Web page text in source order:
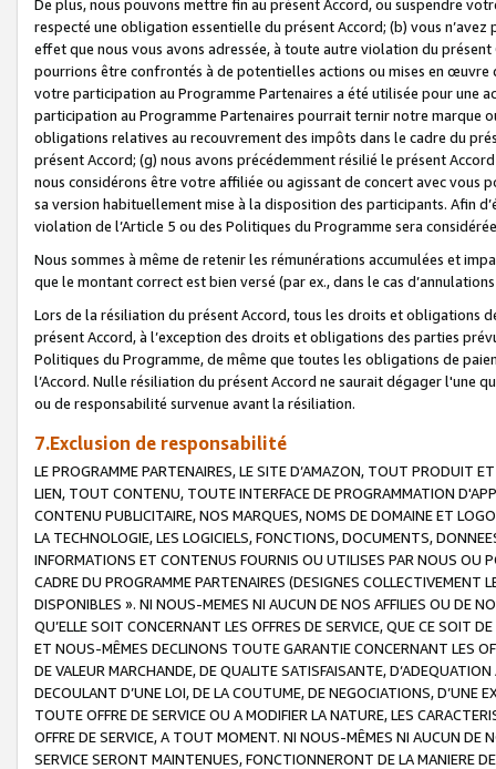
De plus, nous pouvons mettre fin au présent Accord, ou suspendre
respecté une obligation essentielle du présent Accord; (b) vous
effet que nous vous avons adressée, à toute autre violation du
pourrions être confrontés à de potentielles actions ou mises en
votre participation au Programme Partenaires a été utilisée pour une
participation au Programme Partenaires pourrait ternir notre marque
obligations relatives au recouvrement des impôts dans le cadre du
présent Accord; (g) nous avons précédemment résilié le présent
nous considérons être votre affiliée ou agissant de concert avec vous
sa version habituellement mise à la disposition des participants. Afin
violation de l’Article 5 ou des Politiques du Programme sera
Nous sommes à même de retenir les rémunérations accumulées et
que le montant correct est bien versé (par ex., dans le cas
Lors de la résiliation du présent Accord, tous les droits et obligations
présent Accord, à l’exception des droits et obligations des parties
Politiques du Programme, de même que toutes les obligations de
l’Accord. Nulle résiliation du présent Accord ne saurait dégager l'une
ou de responsabilité survenue avant la résiliation.
7.Exclusion de responsabilité
LE PROGRAMME PARTENAIRES, LE SITE D’AMAZON, TOUT PRODUIT
LIEN, TOUT CONTENU, TOUTE INTERFACE DE PROGRAMMATION
CONTENU PUBLICITAIRE, NOS MARQUES, NOMS DE DOMAINE ET
LA TECHNOLOGIE, LES LOGICIELS, FONCTIONS, DOCUMENTS,
INFORMATIONS ET CONTENUS FOURNIS OU UTILISES PAR NOUS OU
CADRE DU PROGRAMME PARTENAIRES (DESIGNES COLLECTIVEMENT
DISPONIBLES ». NI NOUS-MEMES NI AUCUN DE NOS AFFILIES OU DE
QU’ELLE SOIT CONCERNANT LES OFFRES DE SERVICE, QUE CE SOIT
ET NOUS-MÊMES DECLINONS TOUTE GARANTIE CONCERNANT LES
DE VALEUR MARCHANDE, DE QUALITE SATISFAISANTE,
DECOULANT D’UNE LOI, DE LA COUTUME, DE NEGOCIATIONS, D’UNE
TOUTE OFFRE DE SERVICE OU A MODIFIER LA NATURE, LES
OFFRE DE SERVICE, A TOUT MOMENT. NI NOUS-MÊMES NI AUCUN DE
SERVICE SERONT MAINTENUES, FONCTIONNERONT DE LA MANIERE